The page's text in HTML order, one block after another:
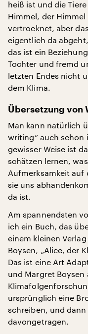
heiß ist und die
Himmel, der
vertrocknet, aber
eigentlich da
das ist ein
Tochter und fremd
letzten Endes nicht
dem Klima.
Übersetzung von
Man kann natürlich
writing“ auch schon
gewisser Weise ist
schätzen lernen,
Aufmerksamkeit auf
sie uns
da ist.
Am spannendsten
ich ein Buch, das
einem kleinen
Boysen, „Alice, der
Das ist eine Art
und Margret
ursprünglich eine
schreiben, und
davongetragen.